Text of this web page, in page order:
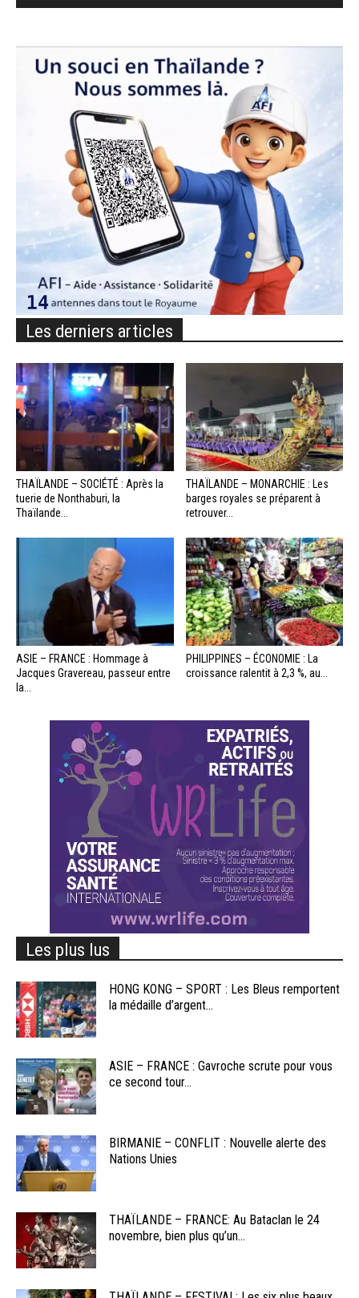
Les derniers articles
THAÏLANDE – SOCIÉTÉ : Après la
tuerie de Nonthaburi, la
Thaïlande...
THAÏLANDE – MONARCHIE : Les
barges royales se préparent à
retrouver...
ASIE – FRANCE : Hommage à
Jacques Gravereau, passeur entre
la...
PHILIPPINES – ÉCONOMIE : La
croissance ralentit à 2,3 %, au...
Les plus lus
HONG KONG – SPORT : Les Bleus remportent
la médaille d’argent...
ASIE – FRANCE : Gavroche scrute pour vous
ce second tour...
BIRMANIE – CONFLIT : Nouvelle alerte des
Nations Unies
THAÏLANDE – FRANCE: Au Bataclan le 24
novembre, bien plus qu’un...